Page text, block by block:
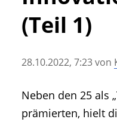
• Messen und
• Agritechnica
(Teil 1)
28.10.2022, 7:23von
Neben den 25 als
prämierten, hielt